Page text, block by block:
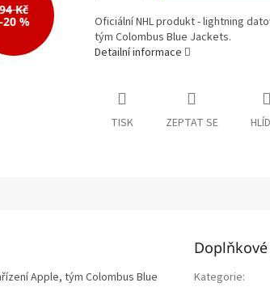
Kč
%
Oficiální NHL produkt - lightning
tým Colombus Blue Jackets.
Detailní informace
TISK ZEPTAT SE
Apple, tým Colombus Blue
Kategorie: